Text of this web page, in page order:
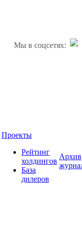
Мы в соцсетях:
Проекты
Рейтинг
холдингов
База
дилеров
Архив